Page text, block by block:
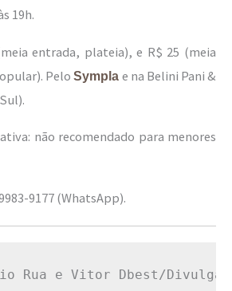
19h.
entrada, plateia), e R$ 25 (meia
PeloSympla e na Belini Pani &
não recomendado para menores
9177 (WhatsApp).
Rua e Vitor Dbest/